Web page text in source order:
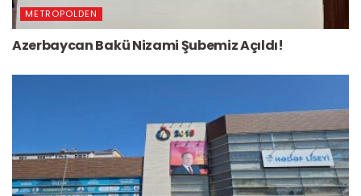
METROPOLDEN
Azerbaycan Bakü Nizami Şubemiz Açıldı!